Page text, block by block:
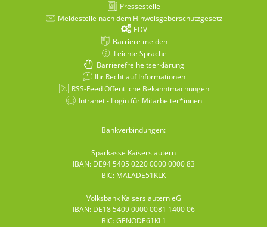
Pressestelle
Meldestelle nach dem Hinweisgeberschutzgesetz
EDV
Barriere melden
Leichte Sprache
Barrierefreiheitserklärung
Ihr Recht auf Informationen
RSS-Feed Öffentliche Bekanntmachungen
Intranet - Login für Mitarbeiter*innen
Bankverbindungen:
Sparkasse Kaiserslautern
IBAN: DE94 5405 0220 0000 0000 83
BIC: MALADE51KLK
Volksbank Kaiserslautern eG
IBAN: DE18 5409 0000 0081 1400 06
BIC: GENODE61KL1